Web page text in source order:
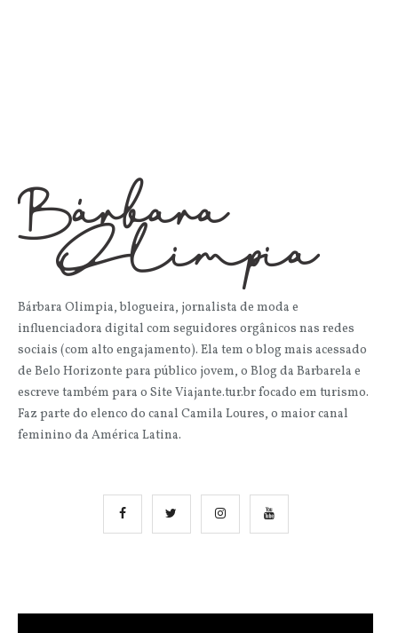
Bárbara Olimpia, blogueira, jornalista de moda e
influenciadora digital com seguidores orgânicos nas redes
sociais (com alto engajamento). Ela tem o blog mais acessado
de Belo Horizonte para público jovem, o Blog da Barbarela e
escreve também para o Site Viajante.tur.br focado em turismo.
Faz parte do elenco do canal Camila Loures, o maior canal
feminino da América Latina.